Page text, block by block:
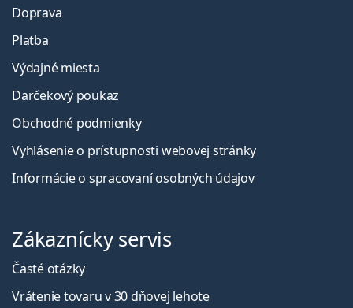
Doprava
Platba
Výdajné miesta
Darčekový poukaz
Obchodné podmienky
Vyhlásenie o prístupnosti webovej stránky
Informácie o spracovaní osobných údajov
Zákaznícky servis
Časté otázky
Vrátenie tovaru v 30 dňovej lehote